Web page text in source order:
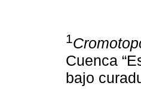
1
Cuenca
bajo